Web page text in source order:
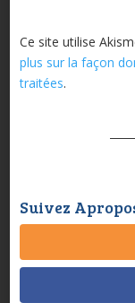
Ce site utilise
plus sur la façon
traitées.
Suivez